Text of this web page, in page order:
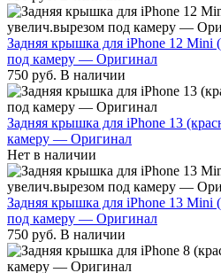
Задняя крышка для iPhone 12 Mini
под камеру — Оригинал
750 руб. В наличии
Задняя крышка для iPhone 13
камеру — Оригинал
Нет в наличии
Задняя крышка для iPhone 13 Mini
под камеру — Оригинал
750 руб. В наличии